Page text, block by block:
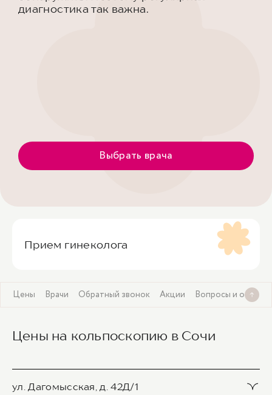
диагностика так важна.
Выбрать врача
Прием гинеколога
Цены Врачи Обратный звонок Акции Вопросы и ответы
Цены на кольпоскопию в Сочи
ул. Дагомысская, д. 42Д/1